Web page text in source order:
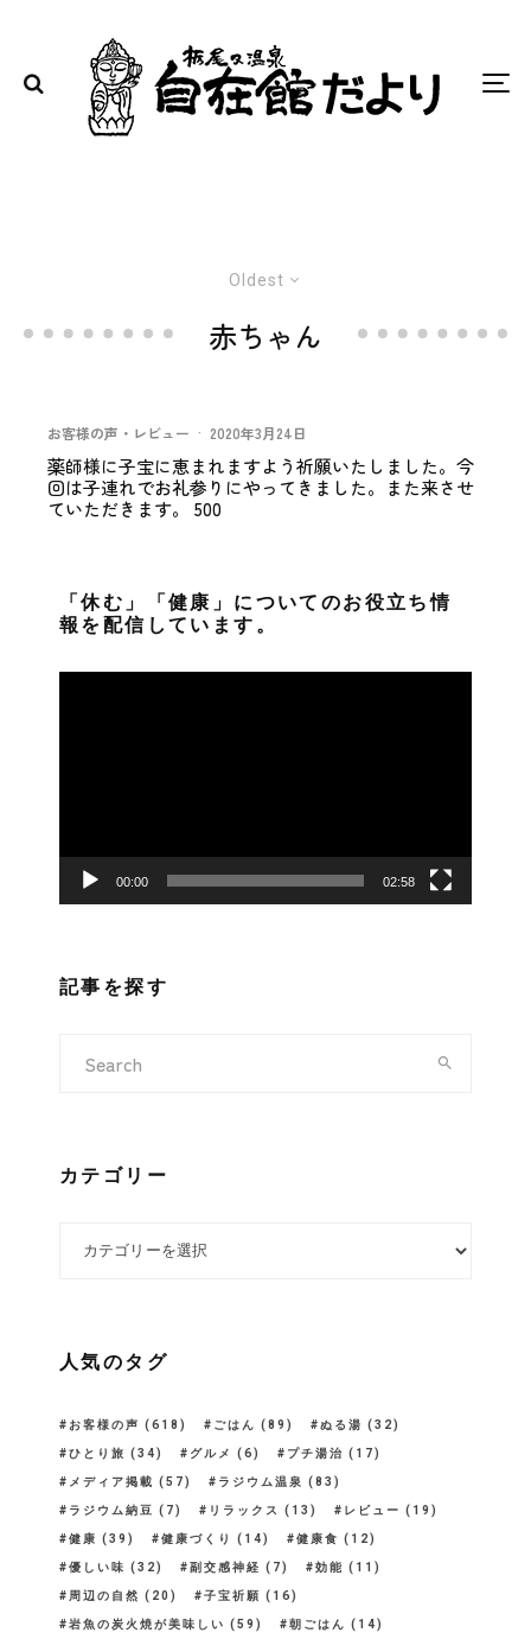
Oldest
赤ちゃん
お客様の声・レビュー · 2020年3月24日
薬師様に子宝に恵まれますよう祈願いたしました。今
回は子連れでお礼参りにやってきました。また来させ
ていただきます。 500
「休む」「健康」についてのお役立ち情
報を配信しています。
ー
00:00 02:58
記事を探す
カテゴリー
人気のタグ
お客様の声 (618) ごはん (89) ぬる湯 (32)
ひとり旅 (34) グルメ (6) プチ湯治 (17)
メディア掲載 (57) ラジウム温泉 (83)
ラジウム納豆 (7) リラックス (13) レビュー (19)
健康 (39) 健康づくり (14) 健康食 (12)
優しい味 (32) 副交感神経 (7) 効能 (11)
周辺の自然 (20) 子宝祈願 (16)
岩魚の炭火焼が美味しい (59) 朝ごはん (14)